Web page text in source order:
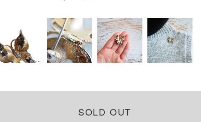
SOLD OUT